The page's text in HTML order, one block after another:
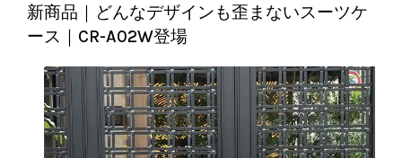
新商品｜どんなデザインも歪まないスーツケ
ース｜CR-A02W登場